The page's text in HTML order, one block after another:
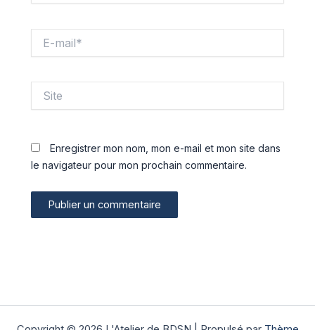
mail*
Enregistrer mon nom, mon e-mail et mon site dans
le navigateur pour mon prochain commentaire.